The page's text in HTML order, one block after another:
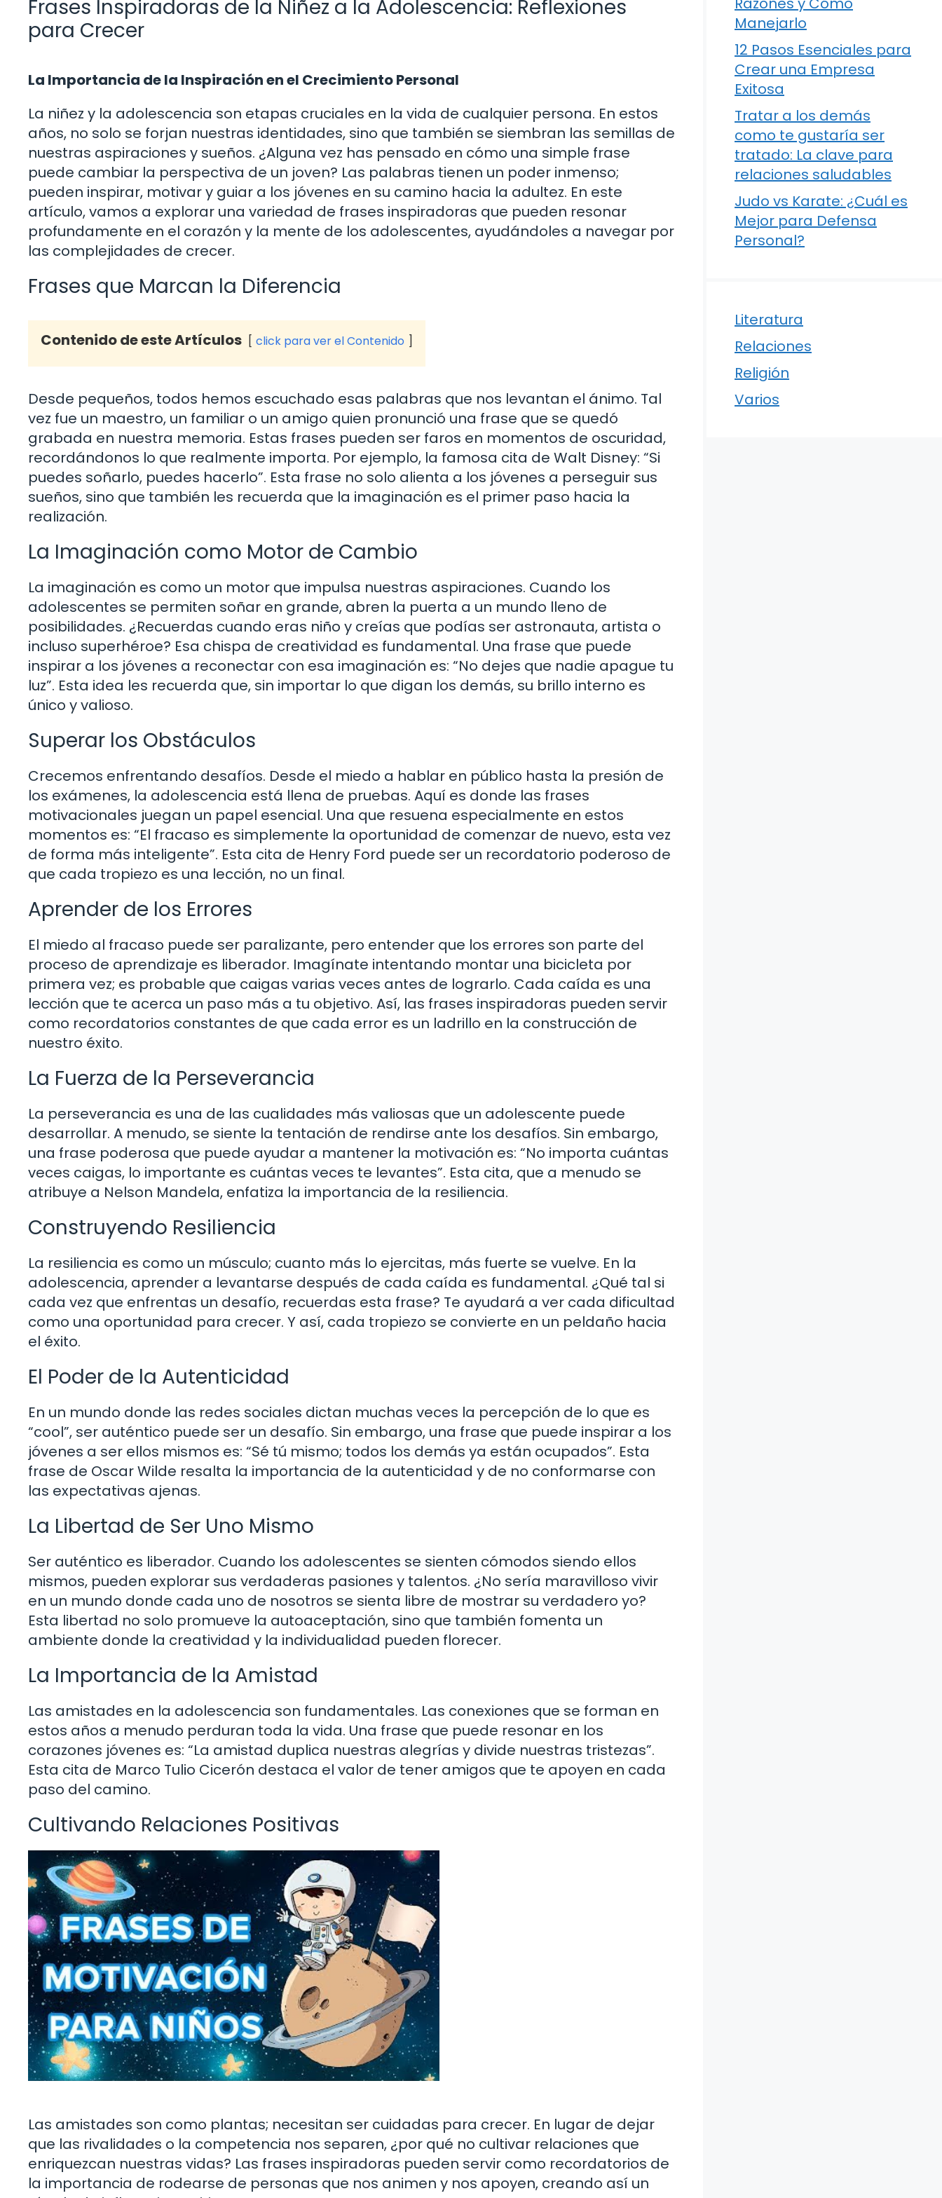
Frases Inspiradoras de la Niñez a la Adolescencia: Reflexiones
para Crecer
La Importancia de la Inspiración en el Crecimiento Personal
La niñez y la adolescencia son etapas cruciales en la vida de cualquier persona. En estos
años, no solo se forjan nuestras identidades, sino que también se siembran las semillas de
nuestras aspiraciones y sueños. ¿Alguna vez has pensado en cómo una simple frase
puede cambiar la perspectiva de un joven? Las palabras tienen un poder inmenso;
pueden inspirar, motivar y guiar a los jóvenes en su camino hacia la adultez. En este
artículo, vamos a explorar una variedad de frases inspiradoras que pueden resonar
profundamente en el corazón y la mente de los adolescentes, ayudándoles a navegar por
las complejidades de crecer.
Frases que Marcan la Diferencia
Contenido de este Artículos click para ver el Contenido
Desde pequeños, todos hemos escuchado esas palabras que nos levantan el ánimo. Tal
vez fue un maestro, un familiar o un amigo quien pronunció una frase que se quedó
grabada en nuestra memoria. Estas frases pueden ser faros en momentos de oscuridad,
recordándonos lo que realmente importa. Por ejemplo, la famosa cita de Walt Disney: “Si
puedes soñarlo, puedes hacerlo”. Esta frase no solo alienta a los jóvenes a perseguir sus
sueños, sino que también les recuerda que la imaginación es el primer paso hacia la
realización.
La Imaginación como Motor de Cambio
La imaginación es como un motor que impulsa nuestras aspiraciones. Cuando los
adolescentes se permiten soñar en grande, abren la puerta a un mundo lleno de
posibilidades. ¿Recuerdas cuando eras niño y creías que podías ser astronauta, artista o
incluso superhéroe? Esa chispa de creatividad es fundamental. Una frase que puede
inspirar a los jóvenes a reconectar con esa imaginación es: “No dejes que nadie apague tu
luz”. Esta idea les recuerda que, sin importar lo que digan los demás, su brillo interno es
único y valioso.
Superar los Obstáculos
Crecemos enfrentando desafíos. Desde el miedo a hablar en público hasta la presión de
los exámenes, la adolescencia está llena de pruebas. Aquí es donde las frases
motivacionales juegan un papel esencial. Una que resuena especialmente en estos
momentos es: “El fracaso es simplemente la oportunidad de comenzar de nuevo, esta vez
de forma más inteligente”. Esta cita de Henry Ford puede ser un recordatorio poderoso de
que cada tropiezo es una lección, no un final.
Aprender de los Errores
El miedo al fracaso puede ser paralizante, pero entender que los errores son parte del
proceso de aprendizaje es liberador. Imagínate intentando montar una bicicleta por
primera vez; es probable que caigas varias veces antes de lograrlo. Cada caída es una
lección que te acerca un paso más a tu objetivo. Así, las frases inspiradoras pueden servir
como recordatorios constantes de que cada error es un ladrillo en la construcción de
nuestro éxito.
La Fuerza de la Perseverancia
La perseverancia es una de las cualidades más valiosas que un adolescente puede
desarrollar. A menudo, se siente la tentación de rendirse ante los desafíos. Sin embargo,
una frase poderosa que puede ayudar a mantener la motivación es: “No importa cuántas
veces caigas, lo importante es cuántas veces te levantes”. Esta cita, que a menudo se
atribuye a Nelson Mandela, enfatiza la importancia de la resiliencia.
Construyendo Resiliencia
La resiliencia es como un músculo; cuanto más lo ejercitas, más fuerte se vuelve. En la
adolescencia, aprender a levantarse después de cada caída es fundamental. ¿Qué tal si
cada vez que enfrentas un desafío, recuerdas esta frase? Te ayudará a ver cada dificultad
como una oportunidad para crecer. Y así, cada tropiezo se convierte en un peldaño hacia
el éxito.
El Poder de la Autenticidad
En un mundo donde las redes sociales dictan muchas veces la percepción de lo que es
“cool”, ser auténtico puede ser un desafío. Sin embargo, una frase que puede inspirar a los
jóvenes a ser ellos mismos es: “Sé tú mismo; todos los demás ya están ocupados”. Esta
frase de Oscar Wilde resalta la importancia de la autenticidad y de no conformarse con
las expectativas ajenas.
La Libertad de Ser Uno Mismo
Ser auténtico es liberador. Cuando los adolescentes se sienten cómodos siendo ellos
mismos, pueden explorar sus verdaderas pasiones y talentos. ¿No sería maravilloso vivir
en un mundo donde cada uno de nosotros se sienta libre de mostrar su verdadero yo?
Esta libertad no solo promueve la autoaceptación, sino que también fomenta un
ambiente donde la creatividad y la individualidad pueden florecer.
La Importancia de la Amistad
Las amistades en la adolescencia son fundamentales. Las conexiones que se forman en
estos años a menudo perduran toda la vida. Una frase que puede resonar en los
corazones jóvenes es: “La amistad duplica nuestras alegrías y divide nuestras tristezas”.
Esta cita de Marco Tulio Cicerón destaca el valor de tener amigos que te apoyen en cada
paso del camino.
Cultivando Relaciones Positivas
Las amistades son como plantas; necesitan ser cuidadas para crecer. En lugar de dejar
que las rivalidades o la competencia nos separen, ¿por qué no cultivar relaciones que
enriquezcan nuestras vidas? Las frases inspiradoras pueden servir como recordatorios de
la importancia de rodearse de personas que nos animen y nos apoyen, creando así un
Manejarlo
12 Pasos Esenciales para
Crear una Empresa
Exitosa
Tratar a los demás
como te gustaría ser
tratado: La clave para
relaciones saludables
Judo vs Karate: ¿Cuál es
Mejor para Defensa
Personal?
Literatura
Relaciones
Religión
Varios